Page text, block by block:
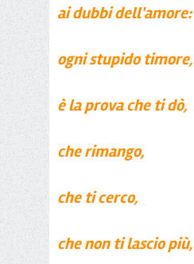
ai dubbi dell'amore:
ogni stupido timore,
è la prova che ti dò,
che rimango,
che ti cerco,
che non ti lascio più,